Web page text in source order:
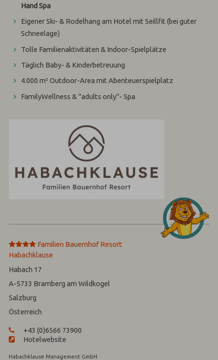
Hand Spa
Eigener Ski- & Rodelhang am Hotel mit Seillfit (bei guter
Schneelage)
Tolle Familienaktivitäten & Indoor-Spielplätze
Täglich Baby- & Kinderbetreuung
4.000 m² Outdoor-Area mit Abenteuerspielplatz
FamilyWellness & "adults only"- Spa
****
Familien Bauernhof Resort
Habachklause
Habach 17
A-5733 Bramberg am Wildkogel
Salzburg
Österreich
+43 (0)6566 73900
Hotelwebsite
Habachklause Management GmbH